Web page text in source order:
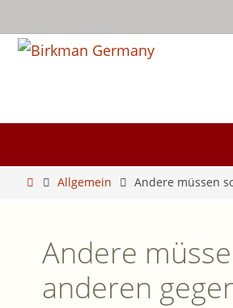
Zum
springen
StartAllgemein Andere müssen
Andere
anderen